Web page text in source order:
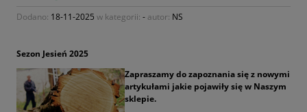
Dodano: 18-11-2025 w kategorii: - autor: NS
Sezon Jesień 2025
Zapraszamy do zapoznania się z nowymi
artykułami jakie pojawiły się w Naszym
sklepie.